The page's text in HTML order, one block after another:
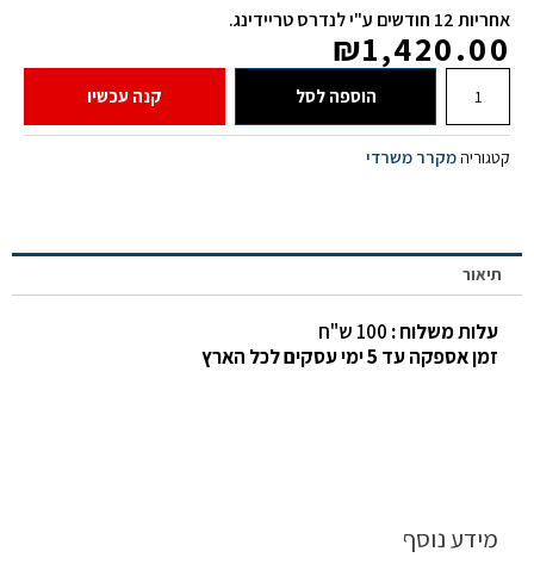
אחריות 12 חודשים ע"י לנדרס טריידינג.
₪1,420.00
הוספה לסל קנה עכשיו
קטגוריהמקרר משרדי
תיאור
עלות משלוח : 100 ש"ח
זמן אספקה עד 5 ימי עסקים לכל הארץ
מידע נוסף